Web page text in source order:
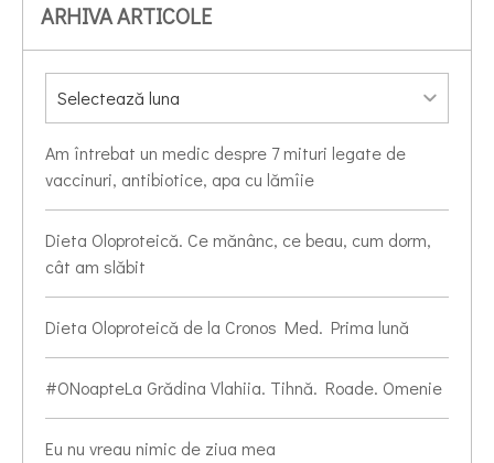
ARHIVA ARTICOLE
Am întrebat un medic despre 7 mituri legate de
vaccinuri, antibiotice, apa cu lămîie
Dieta Oloproteică. Ce mănânc, ce beau, cum dorm,
cât am slăbit
Dieta Oloproteică de la Cronos Med. Prima lună
#ONoapteLa Grădina Vlahiia. Tihnă. Roade. Omenie
Eu nu vreau nimic de ziua mea